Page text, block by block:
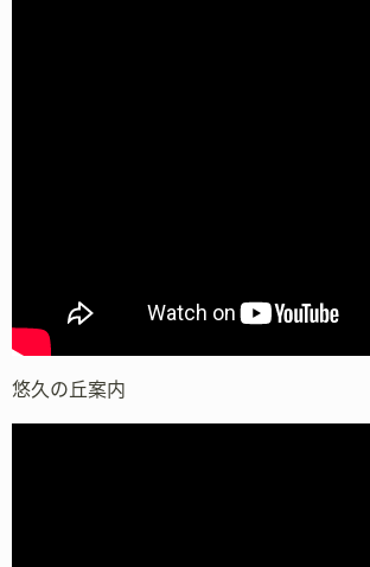
悠久の丘案内